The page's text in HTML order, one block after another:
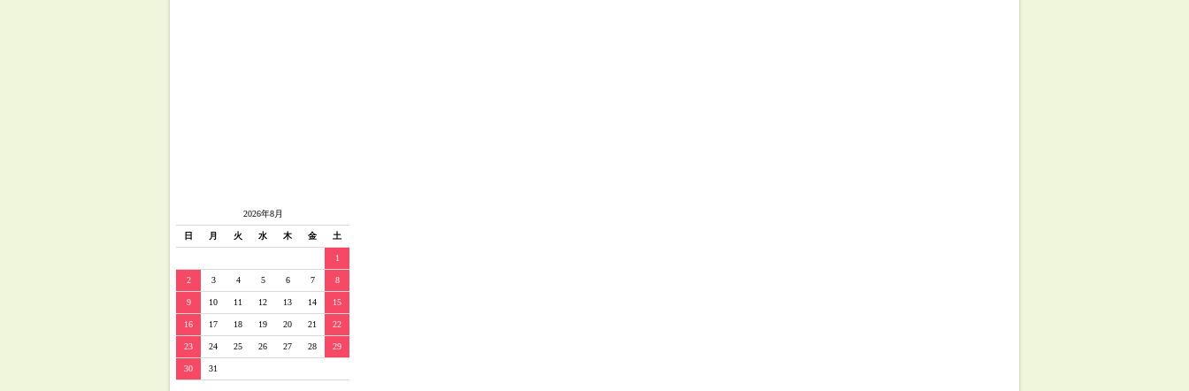
2026年8月
日 月 火 水 木 金 土
1
2 3 4 5 6 7 8
9 10 11 12 13 14 15
16 17 18 19 20 21 22
23 24 25 26 27 28 29
30 31